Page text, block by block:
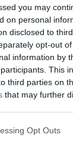
you may
on personal
disclosed to
opt-out
information by
This
third parties on
that may further
app uses one
Opt Outs